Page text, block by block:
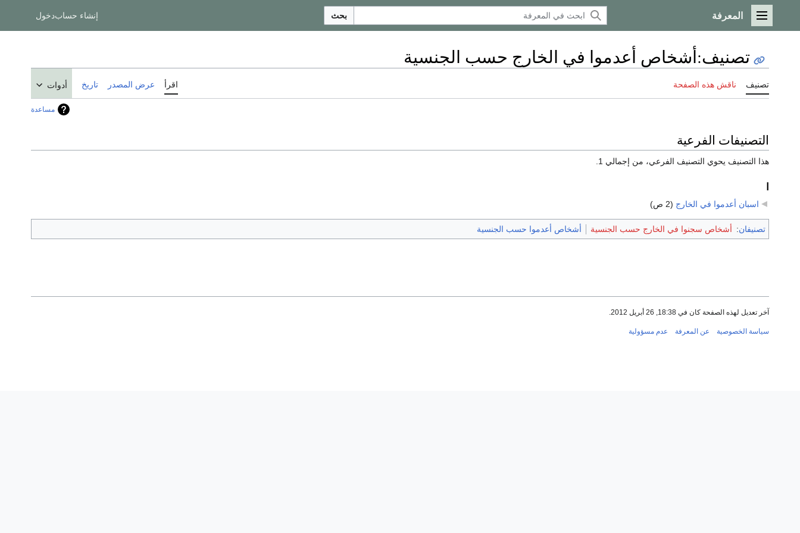
القائمة الرئيسية
المعرفة بحث إنشاء حسابدخول
تصنيف:أشخاص أعدموا في الخارج حسب الجنسية
تصنيف ناقش هذه الصفحة اقرأ عرض المصدر تاريخ أدوات
مساعدة
التصنيفات الفرعية
هذا التصنيف يحوي التصنيف الفرعي، من إجمالي 1.
اسبان أعدموا في الخارج (2 ص)
تصنيفان: أشخاص سجنوا في الخارج حسب الجنسية أشخاص أعدموا حسب الجنسية
آخر تعديل لهذه الصفحة كان في 18:38, 26 أبريل 2012.
سياسة الخصوصية عن المعرفة عدم مسؤولية